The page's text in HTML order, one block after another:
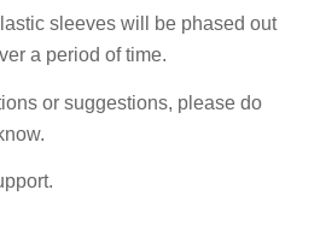
sleeves will be phased out
a period of time.
or suggestions, please do